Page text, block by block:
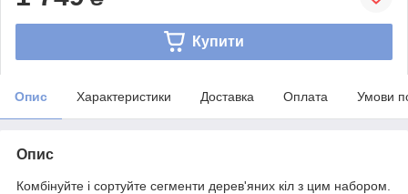
Купити
Опис Характеристики Доставка Оплата Умови
Опис
Комбінуйте і сортуйте сегменти дерев'яних кіл з цим набором.